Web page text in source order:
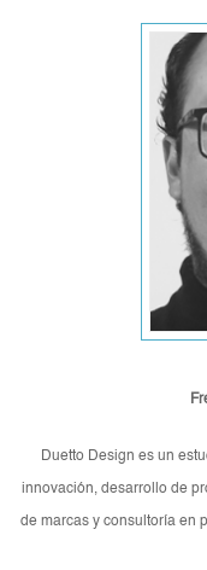
Duetto Design es un
innovación, desarrollo de
de marcas y consultoría en